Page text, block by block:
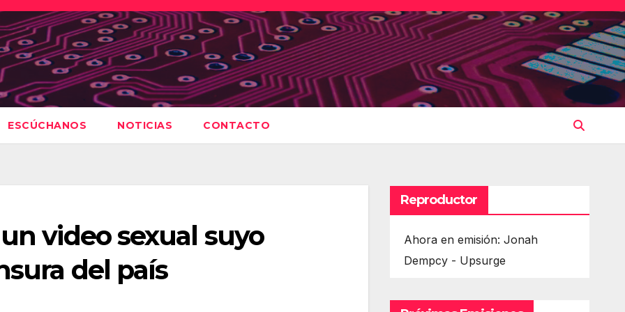
ESCÚCHANOS NOTICIAS CONTACTO
video sexual suyo
del país
Reproductor
Ahora en emisión: Jonah
Dempcy - Upsurge